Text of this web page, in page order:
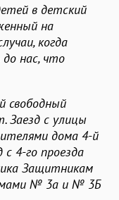
в детский
на
когда
нас, что
свободный
Заезд с улицы
дома 4-й
с 4-го проезда
Защитникам
№ 3а и № 3Б